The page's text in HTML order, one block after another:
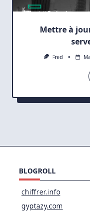
Mettre à
Fred
BLOGROLL
chiffrer.info
gyptazy.com